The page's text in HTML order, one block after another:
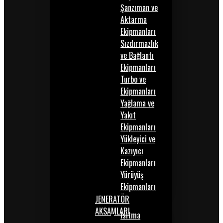
Şanzıman ve
Aktarma
Ekipmanları
Sızdırmazlık
ve Bağlantı
Ekipmanları
Turbo ve
Ekipmanları
Yağlama ve
Yakıt
Ekipmanları
Yükleyici ve
Kazıyıcı
Ekipmanları
Yürüyüş
Ekipmanları
JENERATÖR
AKSAMLARIIsıtma